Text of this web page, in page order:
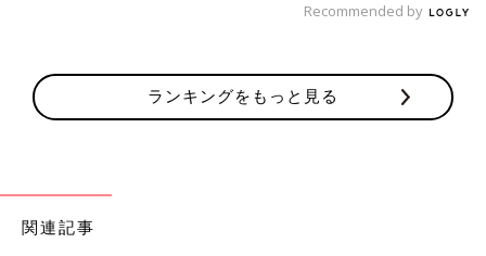
Recommended by
ランキングをもっと見る
関連記事